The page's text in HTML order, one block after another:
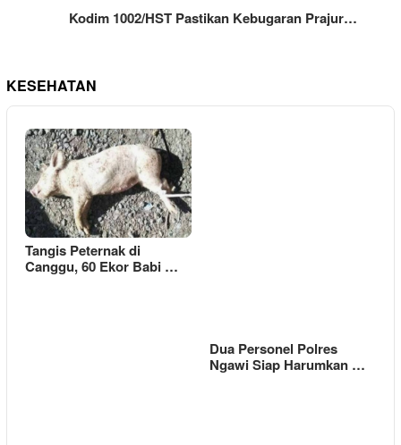
Kodim 1002/HST Pastikan Kebugaran Prajur…
KESEHATAN
Tangis Peternak di
Canggu, 60 Ekor Babi …
Dua Personel Polres
Ngawi Siap Harumkan …